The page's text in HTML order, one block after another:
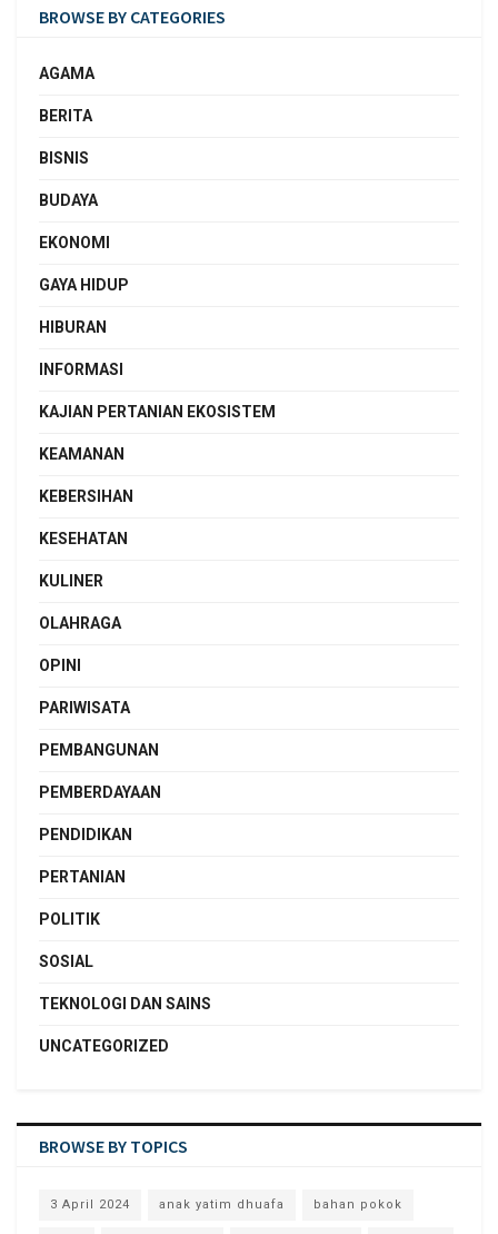
BROWSE BY CATEGORIES
AGAMA
BERITA
BISNIS
BUDAYA
EKONOMI
GAYA HIDUP
HIBURAN
INFORMASI
KAJIAN PERTANIAN EKOSISTEM
KEAMANAN
KEBERSIHAN
KESEHATAN
KULINER
OLAHRAGA
OPINI
PARIWISATA
PEMBANGUNAN
PEMBERDAYAAN
PENDIDIKAN
PERTANIAN
POLITIK
SOSIAL
TEKNOLOGI DAN SAINS
UNCATEGORIZED
BROWSE BY TOPICS
3 April 2024 anak yatim dhuafa bahan pokok